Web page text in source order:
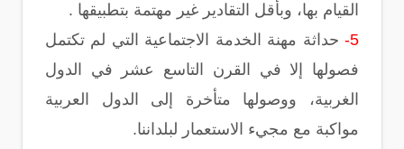
القيام بها، وبأقل التقادير غير مهتمة بتطبيقها .
5-
حداثة مهنة الخدمة الاجتماعية التي لم تكتمل
فصولها إلا في القرن التاسع عشر في الدول
الغربية، ووصولها متأخرة إلى الدول العربية
مواكبة مع مجيء الاستعمار لبلداننا.